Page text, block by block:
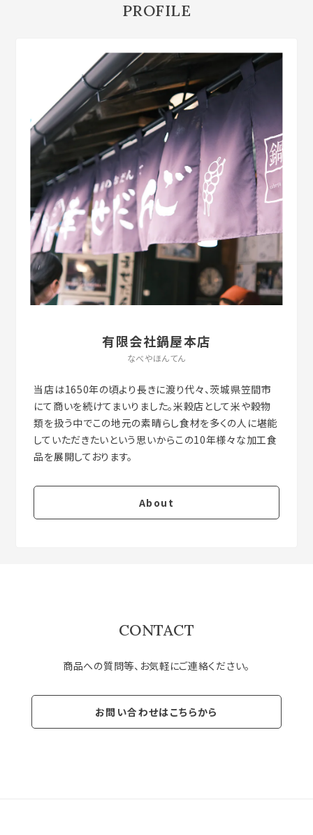
PROFILE
有限会社鍋屋本店
なべやほんてん
当店は1650年の頃より長きに渡り代々、茨城県笠間市
にて商いを続けてまいりました。米穀店として米や穀物
類を扱う中でこの地元の素晴らし食材を多くの人に堪能
していただきたいという思いからこの10年様々な加工食
About
CONTACT
商品への質問等、お気軽にご連絡ください。
お問い合わせはこちらから